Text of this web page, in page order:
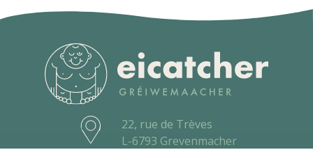
22, rue de Trèves
L-6793 Grevenmacher